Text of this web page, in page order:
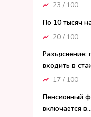
23 / 100
По 10 тысяч
20 / 100
Разъяснение:
входить в
17 / 100
Пенсионный
включается в...